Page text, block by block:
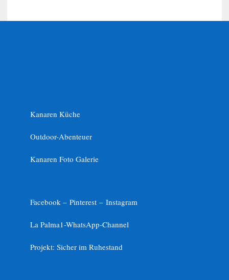
Kanaren Küche
Outdoor-Abenteuer
Kanaren Foto Galerie
Facebook – Pinterest – Instagram
La Palma1-WhatsApp-Channel
Projekt: Sicher im Ruhestand